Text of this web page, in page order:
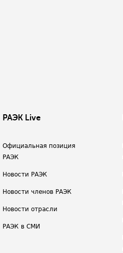
РАЭК Live
Официальная позиция
РАЭК
Новости РАЭК
Новости членов РАЭК
Новости отрасли
РАЭК в СМИ